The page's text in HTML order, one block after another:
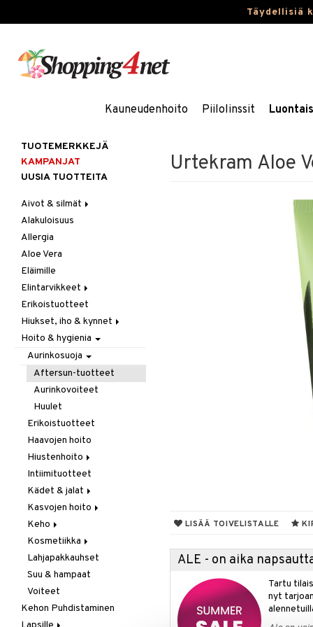
Täydellisiä
Kauneudenhoito Piilolinssit
Urtekram Aloe
LISÄÄ TOIVELISTALLE
ALE - on aika
Tartu
nyt
TUOTEMERKKEJÄ
KAMPANJAT
UUSIA TUOTTEITA
Aivot & silmät
Muisti
Rasvahapot
Silmät
Alakuloisuus
Allergia
Aloe Vera
Eläimille
Elintarvikkeet
Hedelmät & pähkinät
Itäminen
Jauhot & leivonta
Juomat
Kookos
Makeutusaineet
Mausteet & liemet
Muut
Öljy & rasva
Pähkinä- & siementahnoja
Patukat
Rawfood
Säilytys
Snacks
Suklaa
Tee
Erikoistuotteet
Hiukset, iho & kynnet
Aurinko & pigmentti
Hiukset
Ravintolisät
Hoito & hygienia
Aurinkosuoja
Aftersun-tuotteet
Aurinkovoiteet
Huulet
Erikoistuotteet
Haavojen hoito
Hiustenhoito
Erikoistuotteet
Hoitoaineet
Sampoot
Intiimituotteet
Kädet & jalat
Jalkojen hoito
Käsien hoito
Muut tarvikkeet
Kasvojen hoito
Erikoistuotteet
Parranajotuotteet
Puhdistaminen
Silmänympärysvoiteet
Voiteet
Keho
Deodorantit
Erikoistuotteet
Eteeriset öljyt
Kylpy, suihku & saippuat
Öljyt
Kosmetiikka
Huulet
Iho
Silmät
Lahjapakkauhset
Suu & hampaat
Voiteet
Kehon Puhdistaminen